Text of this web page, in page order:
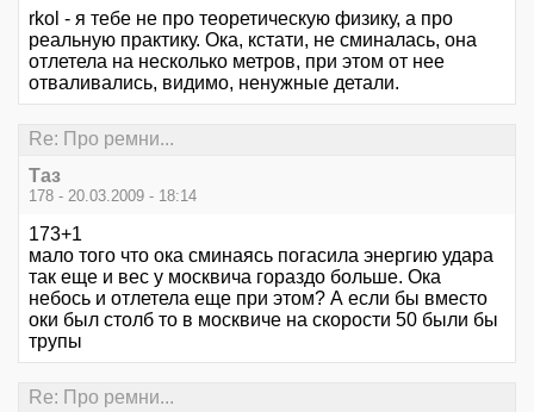
rkol - я тебе не про теоретическую физику, а про
реальную практику. Ока, кстати, не сминалась, она
отлетела на несколько метров, при этом от нее
отваливались, видимо, ненужные детали.
Re: Про ремни...
Таз
178 - 20.03.2009 - 18:14
173+1
мало того что ока сминаясь погасила энергию удара
так еще и вес у москвича гораздо больше. Ока
небось и отлетела еще при этом? А если бы вместо
оки был столб то в москвиче на скорости 50 были бы
трупы
Re: Про ремни...